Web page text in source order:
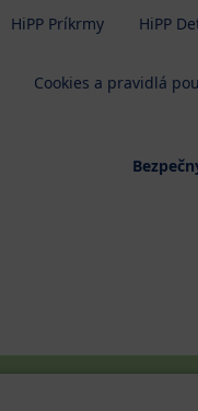
HiPP Príkrmy HiPP
Cookies a pravidlá